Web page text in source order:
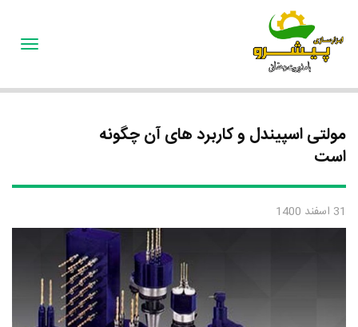
مولتی اسپیندل و کاربرد های آن چگونه
است
31 اسفند 1400